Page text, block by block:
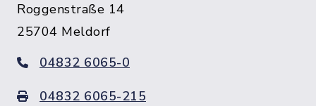
Roggenstraße 14
25704 Meldorf
04832 6065-0
04832 6065-215